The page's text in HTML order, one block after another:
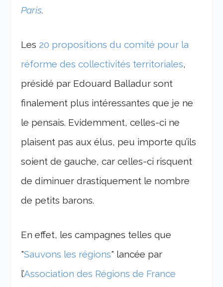
Paris.
Les 20 propositions du comité pour la
réforme des collectivités territoriales,
présidé par Edouard Balladur sont
finalement plus intéressantes que je ne
le pensais. Evidemment, celles-ci ne
plaisent pas aux élus, peu importe qu’ils
soient de gauche, car celles-ci risquent
de diminuer drastiquement le nombre
de petits barons.
En effet, les campagnes telles que
"Sauvons les régions" lancée par
l’Association des Régions de France